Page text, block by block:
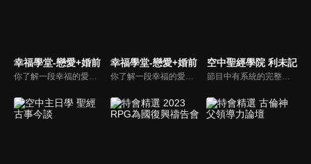
幸福學堂-戀愛+婚前
你了解一段幸福的愛情是如何發展出來的嗎？你對你心中那一個對象，到底是愛還是喜歡？難道喜歡跟愛差距很大嗎？讓我們的大師來消除你心中的疑惑。
幸福學堂-戀愛+婚前
你了解一段幸福的愛情是如何發展出來的嗎？你對你心中那一個對象，到底是愛還是喜歡？難道喜歡跟愛差距很大嗎？讓我們的大師來消除你心中的疑惑。
空中聖經學院 利未記
節目中有系統的完整講解聖經真理，邀請受過解經講道訓練的老師，按著正意分解真理的道，帶領弟兄姊妹更深的了解聖經的浩瀚與偉大